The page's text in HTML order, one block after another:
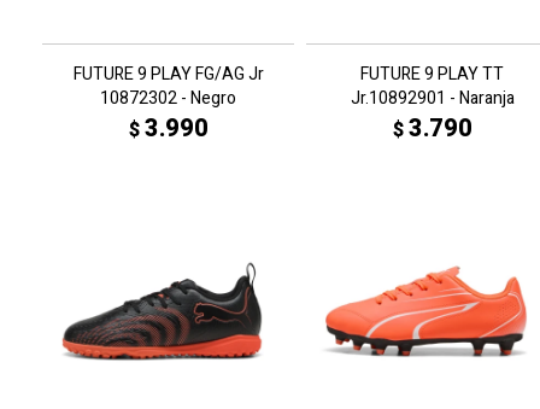
FUTURE 9 PLAY FG/AG Jr
10872302 - Negro
$3.990
FUTURE 9 PLAY TT
Jr.10892901 - Naranja
$3.790